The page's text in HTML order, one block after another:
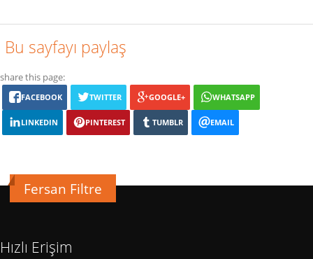
Bu sayfayı paylaş
share this page:
FACEBOOK TWITTER GOOGLE+ WHATSAPP
LINKEDIN PINTEREST TUMBLR EMAIL
Fersan Filtre
Hızlı Erişim